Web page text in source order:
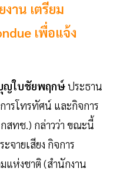
าน เตรียม
เพื่อแจ้ง
ญใบชัยพฤกษ์ประธาน
ารโทรทัศน์ และกิจการ
สทช.) กล่าวว่า ขณะนี้
จายเสียง กิจการ
แห่งชาติ (สำนักงาน